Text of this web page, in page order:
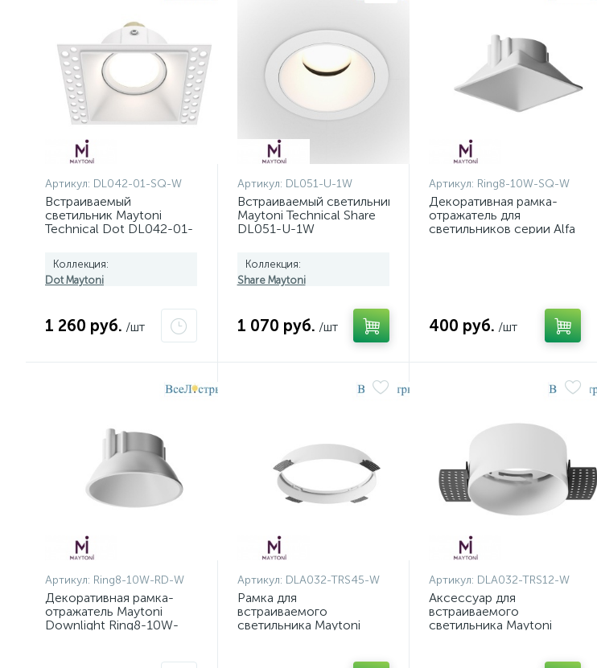
Артикул: DL042-01-SQ-W
Встраиваемый
светильник Maytoni
Technical Dot DL042-01-
Коллекция:
Dot Maytoni
1 260 руб. /шт
Артикул: DL051-U-1W
Встраиваемый светильник
Maytoni Technical Share
DL051-U-1W
Коллекция:
Share Maytoni
1 070 руб. /шт
Артикул: Ring8-10W-SQ-W
Декоративная рамка-
отражатель для
светильников серии Alfa
400 руб. /шт
Артикул: Ring8-10W-RD-W
Декоративная рамка-
отражатель Maytoni
Downlight Ring8-10W-
Артикул: DLA032-TRS45-W
Рамка для
встраиваемого
светильника Maytoni
Артикул: DLA032-TRS12-W
Аксессуар для
встраиваемого
светильника Maytoni